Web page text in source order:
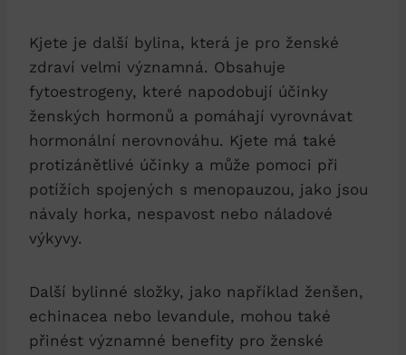
Kjete je další bylina, která je pro ženské
zdraví velmi významná. Obsahuje
fytoestrogeny, které napodobují účinky
ženských hormonů a pomáhají vyrovnávat
hormonální nerovnováhu. Kjete má také
protizánětlivé účinky a může pomoci při
potížích spojených s menopauzou, jako jsou
návaly horka, nespavost nebo náladové
výkyvy.
Další bylinné složky, jako například ženšen,
echinacea nebo levandule, mohou také
přinést významné benefity pro ženské